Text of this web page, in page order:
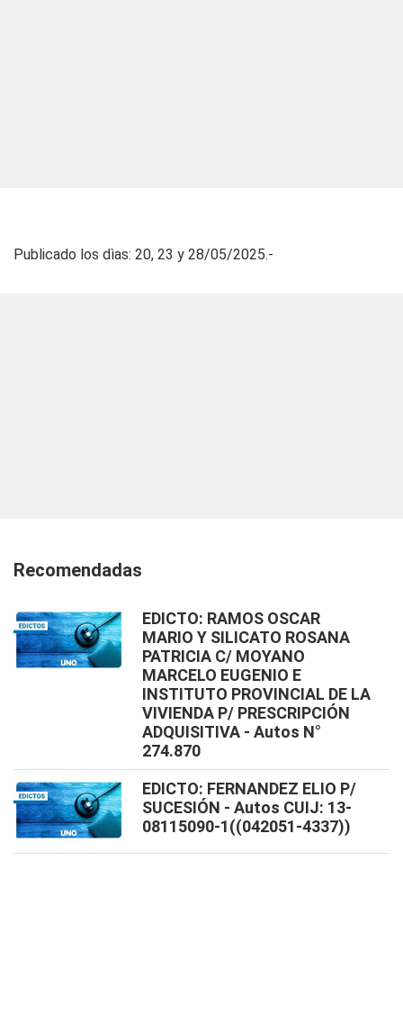
Publicado los dìas: 20, 23 y 28/05/2025.-
Recomendadas
EDICTO: RAMOS OSCAR
MARIO Y SILICATO ROSANA
PATRICIA C/ MOYANO
MARCELO EUGENIO E
INSTITUTO PROVINCIAL DE LA
VIVIENDA P/ PRESCRIPCIÓN
ADQUISITIVA - Autos N°
274.870
EDICTO: FERNANDEZ ELIO P/
SUCESIÓN - Autos CUIJ: 13-
08115090-1((042051-4337))